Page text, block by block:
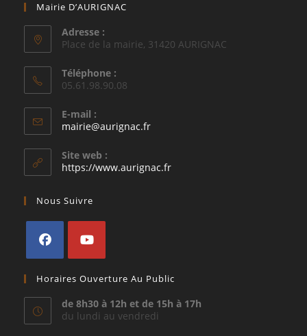
Mairie D’AURIGNAC
Adresse :
Place de la mairie, 31420 AURIGNAC
Téléphone :
05.61.98.90.08
E-mail :
mairie@aurignac.frS’ouvre
application
Site web :
https://www.aurignac.fr
Nous Suivre
dans
un
nouvel
dans
un
nouvel
Horaires Ouverture Au Public
de 8h30 à 12h et de 15h à 17h
du lundi au vendredi